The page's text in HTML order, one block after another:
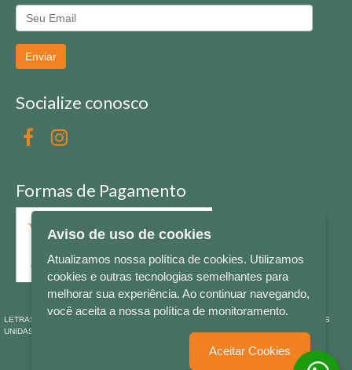
Enviar
Socialize conosco
Formas de Pagamento
LETRAS & CIA - CNPJ n° 88.587.548/0001-20 - Térreo Bourbon Shopping - AV. NAÇÕES
UNIDAS , 2001 - Lojas 1064/1065 - RIO BRANCO - - NOVO HAMBURGO - RS
Aviso de uso de cookies
Atualizamos nossa política de cookies. Utilizamos
cookies e outras tecnologias semelhantes para
melhorar sua experiência. Ao continuar navegando,
você aceita a nossa política de monitoramento.
Aceitar Cookies